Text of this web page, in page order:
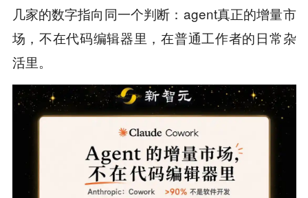
几家的数字指向同一个判断：agent真正的增量市
场，不在代码编辑器里，在普通工作者的日常杂
活里。